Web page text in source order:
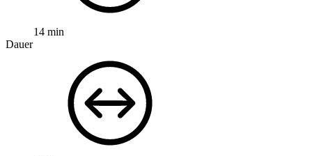
14 min
Dauer